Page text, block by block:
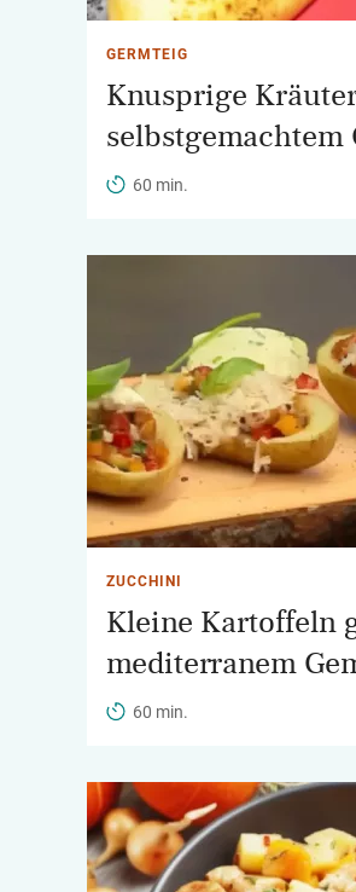
GERMTEIG
Knusprige
selbstgemachtem
60 min.
ZUCCHINI
Kleine Kartoffeln
mediterranem
60 min.